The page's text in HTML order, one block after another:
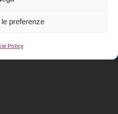
preferenze
Policy